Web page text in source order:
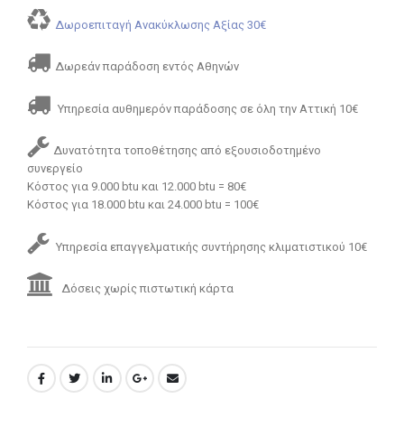
Δωροεπιταγή Ανακύκλωσης Αξίας 30€
Δωρεάν παράδοση εντός Αθηνών
Υπηρεσία αυθημερόν παράδοσης σε όλη την Αττική 10€
Δυνατότητα τοποθέτησης από εξουσιοδοτημένο
συνεργείο
Κόστος για 9.000 btu και 12.000 btu = 80€
Κόστος για 18.000 btu και 24.000 btu = 100€
Υπηρεσία επαγγελματικής συντήρησης κλιματιστικού 10€
Δόσεις χωρίς πιστωτική κάρτα